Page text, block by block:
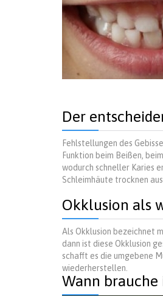
Der
Fehlstellungen des
Funktion beim Beißen,
wodurch schneller Karies
Schleimhäute trocknen
Okklusion als
Als Okklusion bezeichnet
dann ist diese Okklusion
schafft es die umgebene
wiederherstellen.
Wann brauche